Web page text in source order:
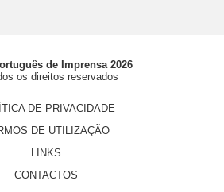
de Imprensa 2026
os direitos reservados
DE PRIVACIDADE
DE UTILIZAÇÃO
LINKS
CONTACTOS